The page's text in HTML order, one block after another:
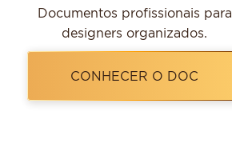
Documentos profissionais para
designers organizados.
CONHECER O DOC